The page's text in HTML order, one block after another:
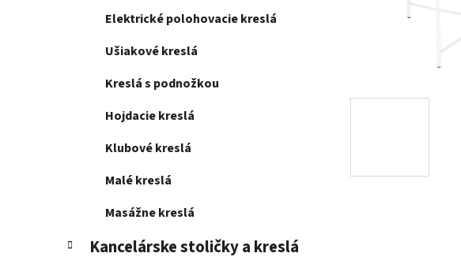
Elektrické polohovacie kreslá
Ušiakové kreslá
Kreslá s podnožkou
Hojdacie kreslá
Klubové kreslá
Malé kreslá
Masážne kreslá
Kancelárske stoličky a kreslá